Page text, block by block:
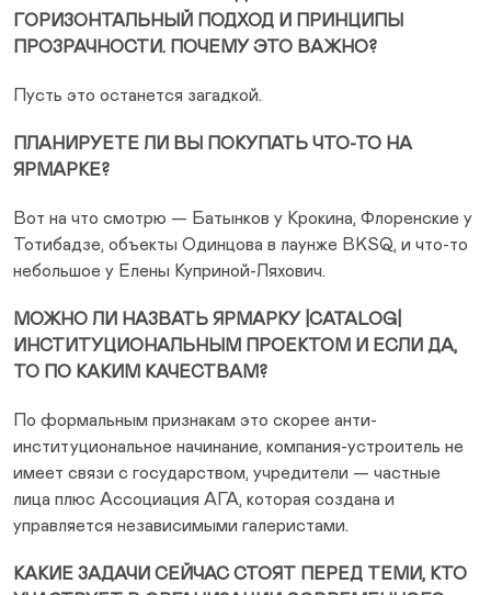
ГОРИЗОНТАЛЬНЫЙ ПОДХОД И ПРИНЦИПЫ
ПРОЗРАЧНОСТИ. ПОЧЕМУ ЭТО ВАЖНО?
Пусть это останется загадкой.
ПЛАНИРУЕТЕ ЛИ ВЫ ПОКУПАТЬ ЧТО-ТО НА
ЯРМАРКЕ?
Вот на что смотрю — Батынков у Крокина, Флоренские у
Тотибадзе, объекты Одинцова в лаунже BKSQ, и что-то
небольшое у Елены Куприной-Ляхович.
МОЖНО ЛИ НАЗВАТЬ ЯРМАРКУ |CATALOG|
ИНСТИТУЦИОНАЛЬНЫМ ПРОЕКТОМ И ЕСЛИ ДА,
ТО ПО КАКИМ КАЧЕСТВАМ?
По формальным признакам это скорее анти-
институциональное начинание, компания-устроитель не
имеет связи с государством, учредители — частные
лица плюс Ассоциация АГА, которая создана и
управляется независимыми галеристами.
КАКИЕ ЗАДАЧИ СЕЙЧАС СТОЯТ ПЕРЕД ТЕМИ, КТО